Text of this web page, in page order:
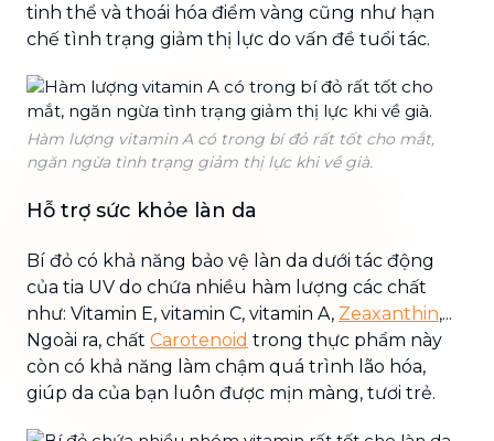
tinh thể và thoái hóa điểm vàng cũng như hạn
chế tình trạng giảm thị lực do vấn đề tuổi tác.
Hàm lượng vitamin A có trong bí đỏ rất tốt cho mắt,
ngăn ngừa tình trạng giảm thị lực khi về già.
Hỗ trợ sức khỏe làn da
Bí đỏ có khả năng bảo vệ làn da dưới tác động
của tia UV do chứa nhiều hàm lượng các chất
như: Vitamin E, vitamin C, vitamin A, Zeaxanthin,...
Ngoài ra, chất Carotenoid trong thực phẩm này
còn có khả năng làm chậm quá trình lão hóa,
giúp da của bạn luôn được mịn màng, tươi trẻ.